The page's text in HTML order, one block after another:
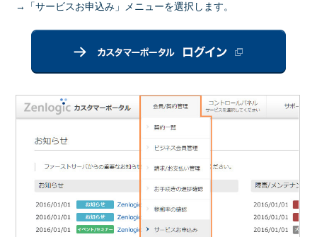
→「サービスお申込み」メニューを選択します。